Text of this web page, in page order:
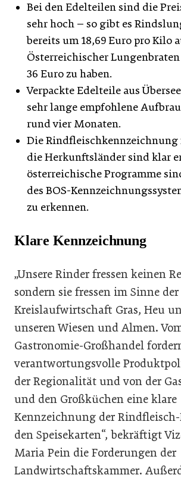
Bei den Edelteilen sind die
sehr hoch – so gibt es
bereits um 18,69 Euro pro Kilo
Österreichischer
36 Euro zu haben.
Verpackte Edelteile aus
sehr lange empfohlene
rund vier Monaten.
Die
die Herkunftsländer sind klar
österreichische Programme
des BOS-
zu erkennen.
Klare Kennzeichnung
„Unsere Rinder fressen keinen
sondern sie fressen im Sinne der
Kreislaufwirtschaft Gras, Heu
unseren Wiesen und Almen.
Gastronomie-Großhandel
verantwortungsvolle
der Regionalität und von der
und den Großküchen eine klare
Kennzeichnung der
den Speisekarten“, bekräftigt
Maria Pein die Forderungen der
Landwirtschaftskammer.